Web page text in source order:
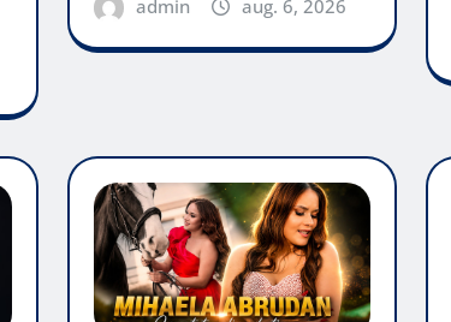
admin aug. 6, 2026